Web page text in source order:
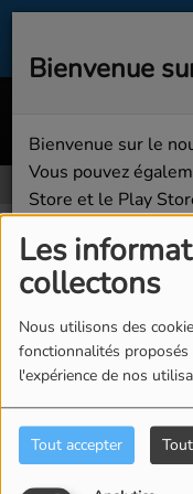
Les
collectons
Nous utilisons des
fonctionnalités
l'expérience de nos
Tout accepter
BOONT
Pages
Pages
ATELIER
Bienvenue
Bienvenue sur le
Vous pouvez
Store et le Play
Bonne écoute sur